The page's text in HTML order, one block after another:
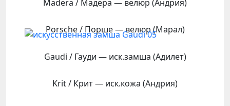
Madera / Мадера — велюр (Андрия)
Porsсhe / Порше — велюр (Марал)
Gaudi / Гауди — иск.замша (Адилет)
Krit / Крит — иск.кожа (Андрия)